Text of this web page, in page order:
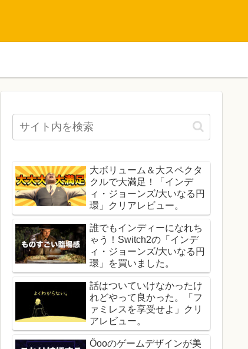
大ボリューム＆大スペクタ
クルで大満足！「インデ
ィ・ジョーンズ/大いなる円
環」クリアレビュー。
誰でもインディーになれち
ゃう！Switch2の「インデ
ィ・ジョーンズ/大いなる円
環」を買いました。
話はついていけなかったけ
れどやって良かった。「フ
ァミレスを享受せよ」クリ
アレビュー。
Öooのゲームデザインが美